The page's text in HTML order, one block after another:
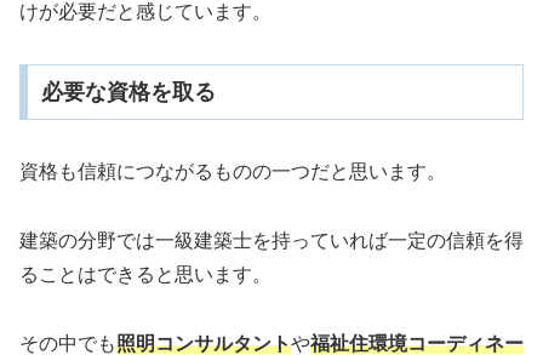
けが必要だと感じています。
必要な資格を取る
資格も信頼につながるものの一つだと思います。
建築の分野では一級建築士を持っていれば一定の信頼を得
ることはできると思います。
その中でも照明コンサルタントや福祉住環境コーディネー